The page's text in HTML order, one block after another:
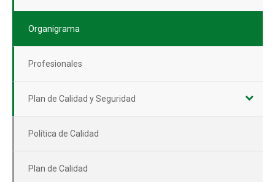
Organigrama
Profesionales
Plan de Calidad y Seguridad
Política de Calidad
Plan de Calidad